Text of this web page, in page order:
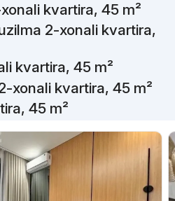
kvartira, 45 m²
2-xonali kvartira,
kvartira, 45 m²
xonali kvartira, 45 m²
45 m²